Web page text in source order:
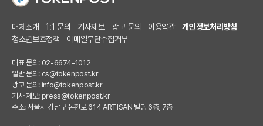
매체소개 1:1 문의 기사제보 광고 문의 이용약관
개인정보처리방침
청소년보호정책
이메일무단수집거부
대표 문의: 02-6674-1012
일반 문의: cs@tokenpost.kr
광고 문의: info@tokenpost.kr
기사 제보: press@tokenpost.kr
주소: 서울시 강남구 논현로 614 ARTISAN 빌딩 6층, 7층